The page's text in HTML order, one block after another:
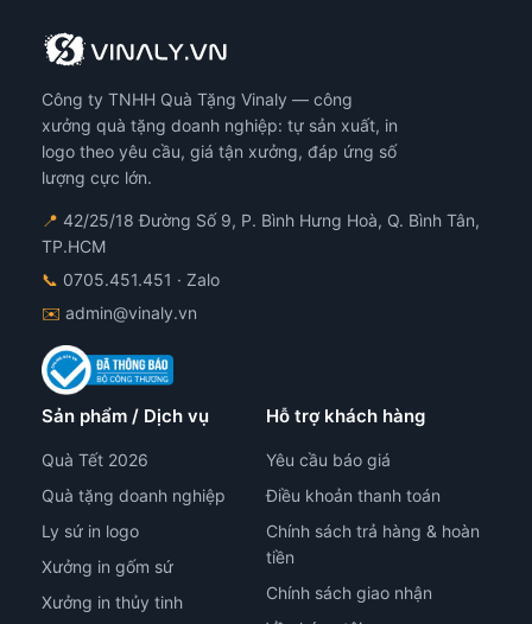
Công ty TNHH Quà Tặng Vinaly — công
xưởng quà tặng doanh nghiệp: tự sản xuất, in
logo theo yêu cầu, giá tận xưởng, đáp ứng số
lượng cực lớn.
📍 42/25/18 Đường Số 9, P. Bình Hưng Hoà, Q. Bình Tân,
TP.HCM
📞 0705.451.451 · Zalo
✉️ admin@vinaly.vn
Sản phẩm / Dịch vụ
Quà Tết 2026
Quà tặng doanh nghiệp
Ly sứ in logo
Xưởng in gốm sứ
Xưởng in thủy tinh
Hỗ trợ khách hàng
Yêu cầu báo giá
Điều khoản thanh toán
Chính sách trả hàng & hoàn
tiền
Chính sách giao nhận